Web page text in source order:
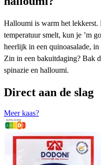
Halloumi is warm het lekkerst.
temperatuur smelt, kun je ’m
heerlijk in een quinoasalade, in
Zin in een bakuitdaging? Bak
spinazie en halloumi.
Direct aan de slag
Meer kaas?